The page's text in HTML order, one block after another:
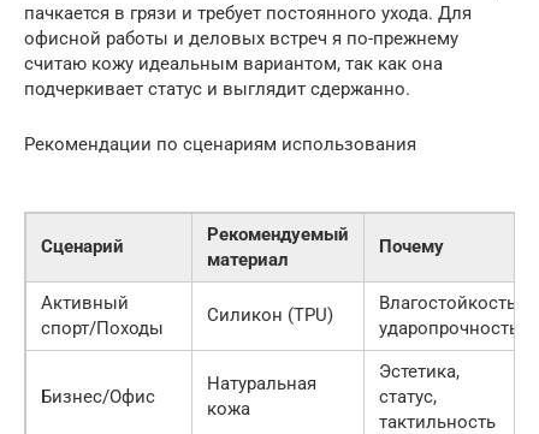
пачкается в грязи и требует постоянного ухода. Для
офисной работы и деловых встреч я по-прежнему
считаю кожу идеальным вариантом, так как она
подчеркивает статус и выглядит сдержанно.
Рекомендации по сценариям использования
Сценарий
Рекомендуемый
материал
Почему
Активный
спорт/Походы
Силикон (TPU)
Влагостойкость,
ударопрочность
Бизнес/Офис
Натуральная
кожа
Эстетика,
статус,
тактильность